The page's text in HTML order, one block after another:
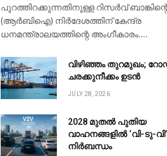
പുറത്തിറക്കുന്നതിനുള്ള റിസർവ്
(ആർബിഐ) നിർദേശത്തിന് കേന്ദ്ര
ധനമന്ത്രാലയത്തിന്റെ അംഗീകാരം.…
വിഴിഞ്ഞം തുറമുഖം;
ചരക്കുനീക്കം ഉടൻ
JULY 28, 2026
2028 മുതൽ പുതിയ
വാഹനങ്ങളിൽ ‘വി-ടു-വി’
നിർബന്ധം